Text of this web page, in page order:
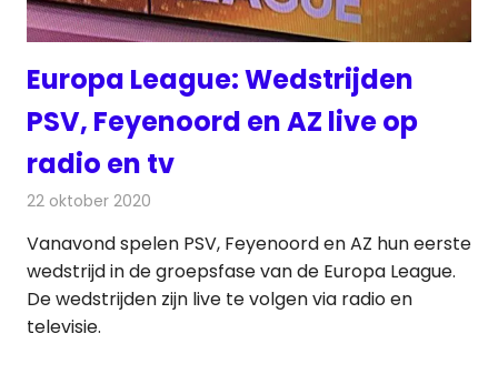
Europa League: Wedstrijden
PSV, Feyenoord en AZ live op
radio en tv
22 oktober 2020
Vanavond spelen PSV, Feyenoord en AZ hun eerste
wedstrijd in de groepsfase van de Europa League.
De wedstrijden zijn live te volgen via radio en
televisie.